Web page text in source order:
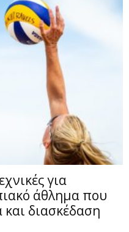
για
άθλημα που
και διασκέδαση